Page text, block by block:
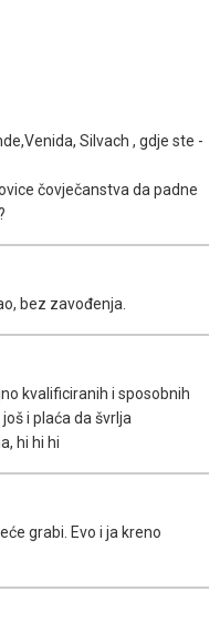
Silvach , gdje ste -
čovječanstva da padne
bez zavođenja.
kvalificiranih i sposobnih
i plaća da švrlja
hi hi hi
grabi. Evo i ja kreno